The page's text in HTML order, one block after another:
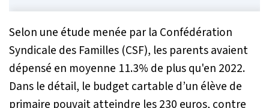
Selon une étude menée par la Confédération
Syndicale des Familles (CSF), les parents avaient
dépensé en moyenne 11.3% de plus qu'en 2022.
Dans le détail, le budget cartable d’un élève de